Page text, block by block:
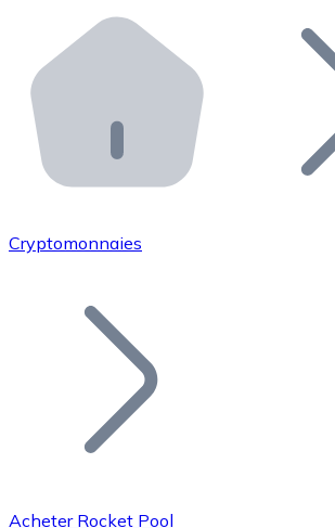
Distributeurs automatiques Bitnovo
Intégrez un ATM Bitnovo dans
API Bitnovo
Intégrez notre API dans votre
Rejoignez notre réseau de
Ajoutez le token de votre projet à
Cryptomonnaies
Acheter Rocket Pool